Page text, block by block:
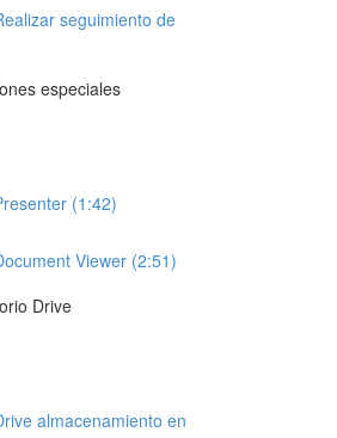
seguimiento de
especiales
(1:42)
Viewer (2:51)
Drive
almacenamiento en